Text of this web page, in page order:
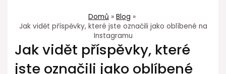
Domů
Blog
Jak vidět příspěvky, které jste označili jako oblíbené na
Instagramu
Jak vidět příspěvky, které
jste označili jako oblíbené